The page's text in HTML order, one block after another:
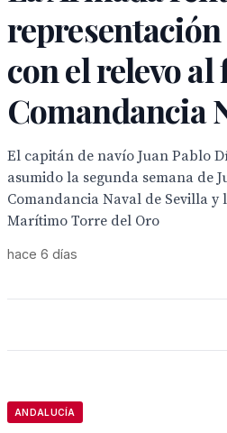
con el relevo al
Comandancia
El capitán de navío Juan Pablo
asumido la segunda semana de
Comandancia Naval de Sevilla y
Marítimo Torre del Oro
hace 6 días
ANDALUCÍA